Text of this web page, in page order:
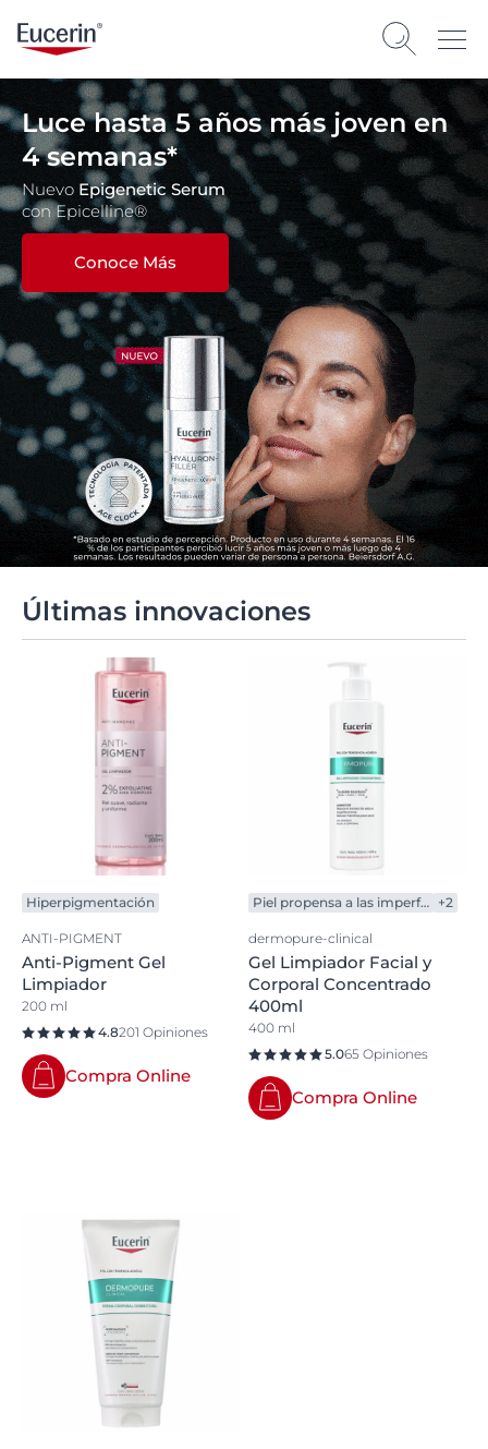
Luce hasta 5 años más joven en
4 semanas*
Nuevo Epigenetic Serum
con Epicelline®
Conoce Más
Últimas innovaciones
Hiperpigmentación
ANTI-PIGMENT
Anti-Pigment Gel
Limpiador
200 ml
4.8201 Opiniones
Compra Online
Piel propensa a las imperfecciones +2
dermopure-clinical
Gel Limpiador Facial y
Corporal Concentrado
400ml
400 ml
5.065 Opiniones
Compra Online